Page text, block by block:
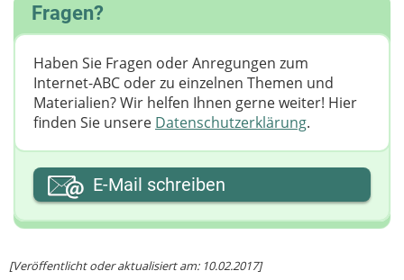
[Veröffentlicht oder aktualisiert am: 10.02.2017]
Fragen?
Haben Sie Fragen oder Anregungen zum
Internet-ABC oder zu einzelnen Themen und
Materialien? Wir helfen Ihnen gerne weiter! ​Hier
finden Sie unsere Datenschutzerklärung.
Ihre E-Mail-Adresse
E-Mail schreiben